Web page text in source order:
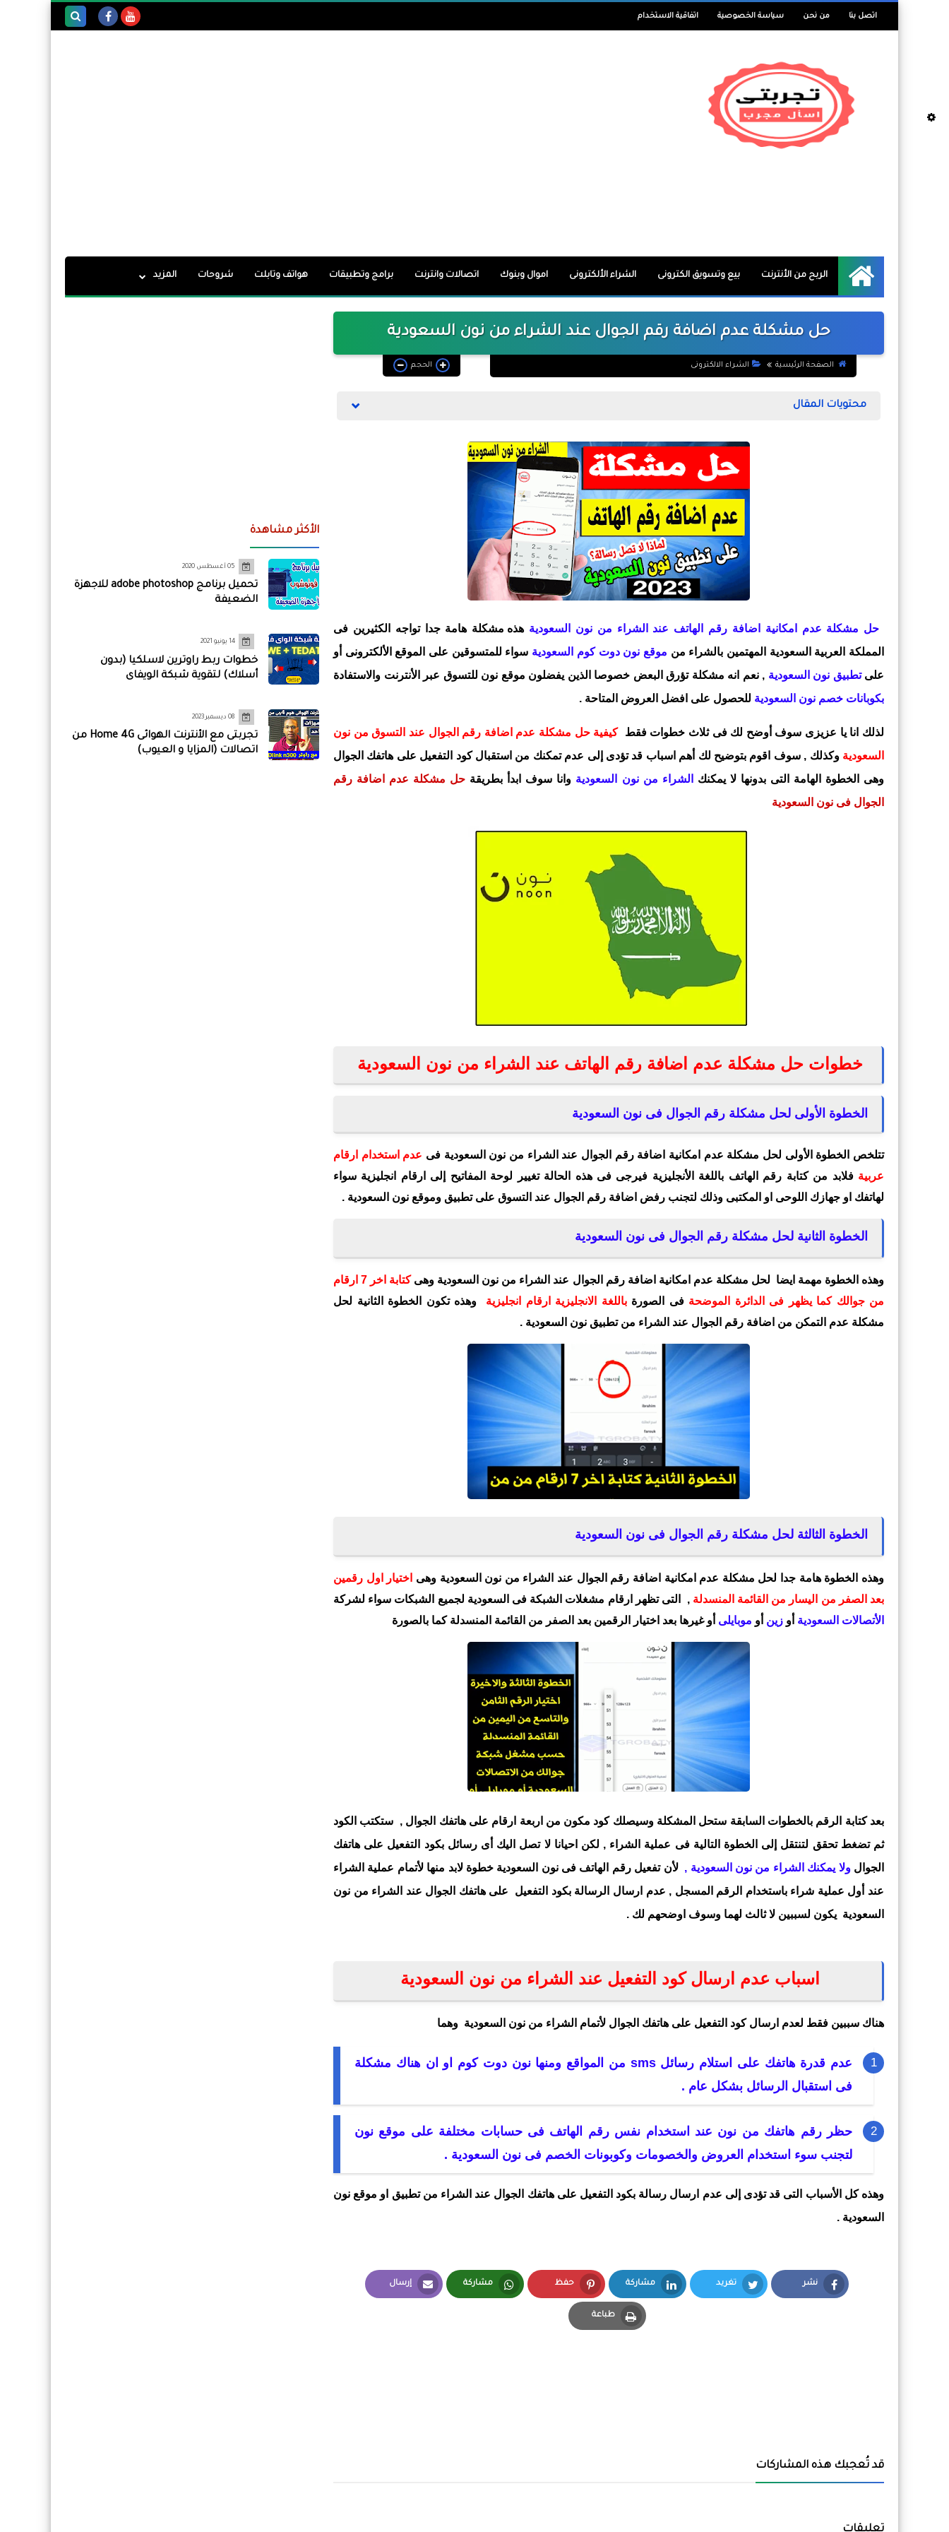
اتصل بنا من نحن سياسة الخصوصية اتفاقية الاستخدام
الرئيسية
الربح من الأنترنت بيع وتسويق الكترونى الشراء الألكترونى اموال وبنوك اتصالات وانترنت برامج وتطبيقات هواتف وتابلت شروحات المزيد
حل مشكلة عدم اضافة رقم الجوال عند الشراء من نون السعودية
الصفحة الرئيسية الشراء الالكترونى الحجم
محتويات المقال
حل مشكلة عدم امكانية اضافة رقم الهاتف عند الشراء من نون السعودية هذه مشكلة هامة جدا تواجه الكثيرين فى
المملكة العربية السعودية المهتمين بالشراء من موقع نون دوت كوم السعودية سواء للمتسوقين على الموقع الألكترونى أو
علىتطبيق نون السعودية , نعم انه مشكلة تؤرق البعض خصوصا الذين يفضلون موقع نون للتسوق عبر الأنترنت والاستفادة
بكوبانات خصم نون السعودية للحصول على افضل العروض المتاحة .
لذلك انا يا عزيزى سوف أوضح لك فى ثلاث خطوات فقطكيفية حل مشكلة عدم اضافة رقم الجوال عند التسوق من نون
السعوديةوكذلك , سوف اقوم بتوضيح لك أهم اسباب قد تؤدى إلى عدم تمكنك من استقبال كود التفعيل على هاتفك الجوال
وهى الخطوة الهامة التى بدونها لا يمكنك
الشراء من نون السعودية وانا سوف ابدأ بطريقة حل مشكلة عدم اضافة رقم
الجوال فى نون السعودية
خطوات حل مشكلة عدم اضافة رقم الهاتف عند الشراء من نون السعودية
الخطوة الأولى لحل مشكلة رقم الجوال فى نون السعودية
تتلخص الخطوة الأولى لحل مشكلة عدم امكانية اضافة رقم الجوال عند الشراء من نون السعودية فى عدم استخدام ارقام
عربية فلابد من كتابة رقم الهاتف باللغة الأنجليزية فيرجى فى هذه الحالة تغيير لوحة المفاتيح إلى ارقام انجليزية سواء
لهاتفك او جهازك اللوحى او المكتبى وذلك لتجنب رفض اضافة رقم الجوال عند التسوق على تطبيق وموقع نون السعودية .
الخطوة الثانية لحل مشكلة رقم الجوال فى نون السعودية
وهذه الخطوة مهمة ايضا لحل مشكلة عدم امكانية اضافة رقم الجوال عند الشراء من نون السعودية وهى
كتابة اخر 7 ارقام
من جوالك كما يظهر فى الدائرة الموضحةفى الصورةباللغة الانجليزية ارقام انجليزية وهذه تكون الخطوة الثانية لحل
مشكلة عدم التمكن من اضافة رقم الجوال عند الشراء من تطبيق نون السعودية .
الخطوة الثالثة لحل مشكلة رقم الجوال فى نون السعودية
وهذه الخطوة هامة جدا لحل مشكلة عدم امكانية اضافة رقم الجوال عند الشراء من نون السعودية وهى اختيار اول رقمين
بعد الصفر من اليسار من القائمة المنسدلة , التى تظهر ارقام مشغلات الشبكة فى السعودية لجميع الشبكات سواء لشركة
الأتصالات السعودية أو زين أو موبايلى أو غيرها بعد اختيار الرقمين بعد الصفر من القائمة المنسدلة كما بالصورة
بعد كتابة الرقم بالخطوات السابقة ستحل المشكلة وسيصلك كود مكون من اربعة ارقام على هاتفك الجوال , ستكتب الكود
ثم تضغط تحقق لتنتقل إلى الخطوة التالية فى عملية الشراء , لكن احيانا لا تصل اليك أى رسائل بكود التفعيل على هاتفك
الجوال ولا يمكنك الشراء من نون السعودية ,لأن تفعيل رقم الهاتف فى نون السعودية خطوة لابد منها لأتمام عملية الشراء
عند أول عملية شراء باستخدام الرقم المسجل , عدم ارسال الرسالة بكود التفعيل على هاتفك الجوال عند الشراء من نون
السعودية يكون لسببين لا ثالث لهما وسوف اوضحهم لك .
اسباب عدم ارسال كود التفعيل عند الشراء من نون السعودية
هناك سببين فقط لعدم ارسال كود التفعيل على هاتفك الجوال لأتمام الشراء من نون السعودية وهما
عدم قدرة هاتفك على استلام رسائل sms من المواقع ومنها نون دوت كوم او ان هناك مشكلة
فى استقبال الرسائل بشكل عام .
حظر رقم هاتفك من نون عند استخدام نفس رقم الهاتف فى حسابات مختلفة على موقع نون
لتجنب سوء استخدام العروض والخصومات وكوبونات الخصم فى نون السعودية .
وهذه كل الأسباب التى قد تؤدى إلى عدم ارسال رسالة بكود التفعيل على هاتفك الجوال عند الشراء من تطبيق او موقع نون
السعودية .
نشر تغريد مشاركة
LinkedIn
حفظ مشاركة إرسال
طباعة
قد تُعجبك هذه المشاركات
الأكثر مشاهدة
05 أغسطس 2020
تحميل برنامج adobe photoshop للاجهزة
الضعيفة
14 يونيو 2021
خطوات ربط راوترين لاسلكيا (بدون
أسلاك) لتقوية شبكة الويفاى
08 ديسمبر 2023
تجربتى مع الأنترنت الهوائى Home 4G من
اتصالات (المزايا و العيوب)